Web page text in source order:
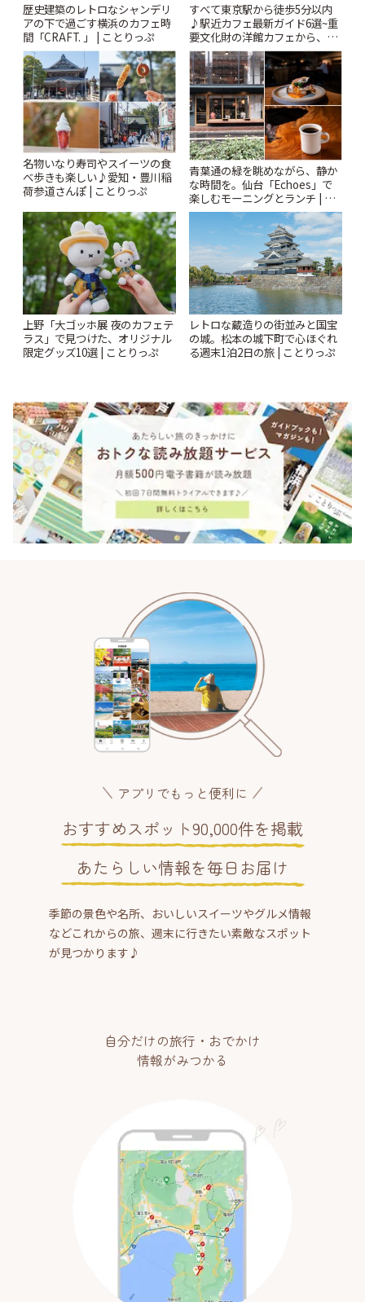
歴史建築のレトロなシャンデリ
アの下で過ごす横浜のカフェ時
間「CRAFT. 」 | ことりっぷ
すべて東京駅から徒歩5分以内
♪駅近カフェ最新ガイド6選~重
要文化財の洋館カフェから、改
札すぐのレトロ喫茶まで~ | こと
りっぷ
名物いなり寿司やスイーツの食
べ歩きも楽しい♪愛知・豊川稲
荷参道さんぽ | ことりっぷ
青葉通の緑を眺めながら、静か
な時間を。仙台「Echoes」で
楽しむモーニングとランチ | こ
とりっぷ
上野「大ゴッホ展 夜のカフェテ
ラス」で見つけた、オリジナル
限定グッズ10選 | ことりっぷ
レトロな蔵造りの街並みと国宝
の城。松本の城下町で心ほぐれ
る週末1泊2日の旅 | ことりっぷ
アプリでもっと便利に
おすすめスポット90,000件を掲載
あたらしい情報を毎日お届け
季節の景色や名所、おいしいスイーツやグルメ情報
などこれからの旅、週末に行きたい素敵なスポット
が見つかります♪
自分だけの旅行・おでかけ
情報がみつかる